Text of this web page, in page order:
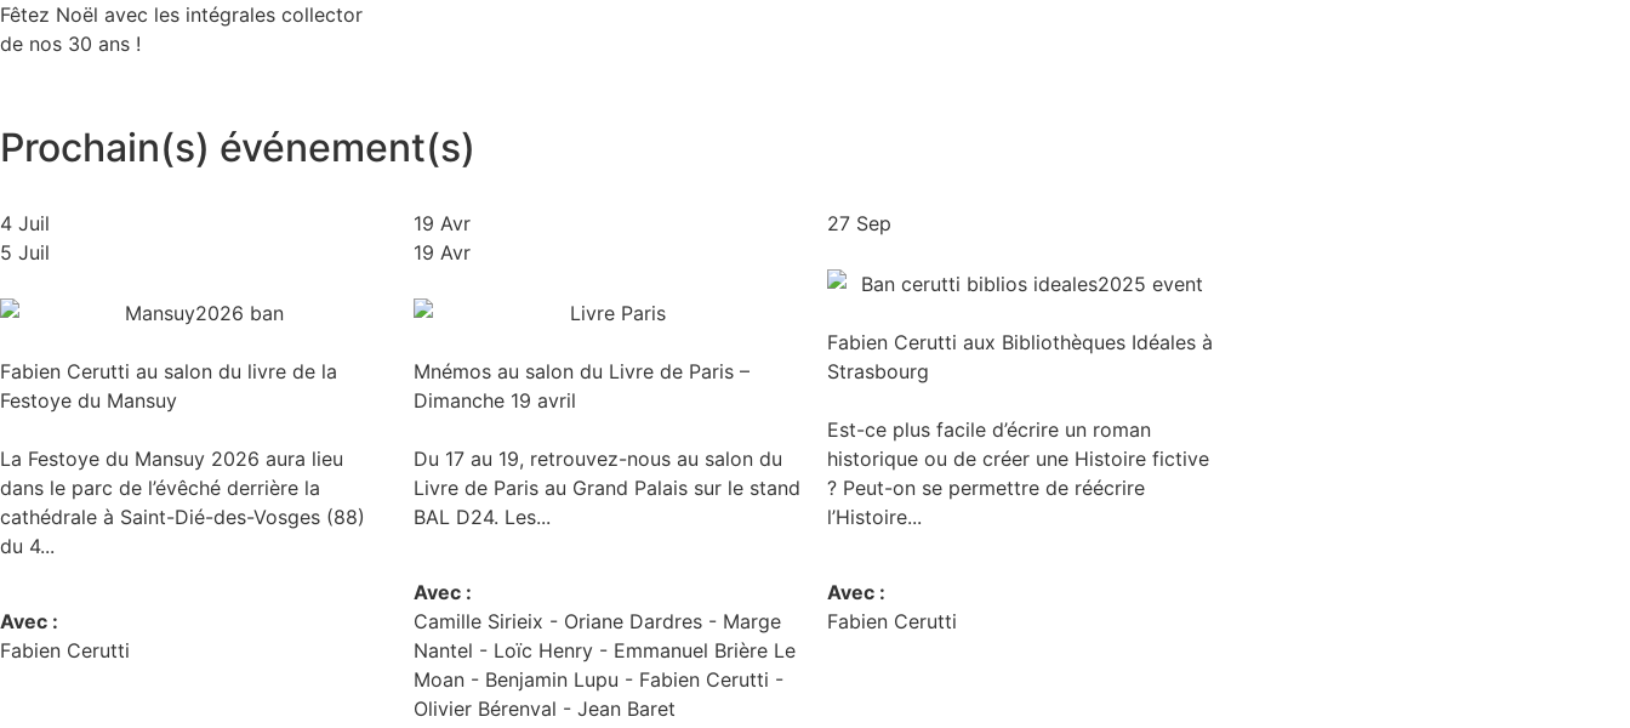
Fêtez Noël avec les intégrales collector
de nos 30 ans !
Prochain(s) événement(s)
4 Juil
5 Juil
Fabien Cerutti au salon du livre de la
Festoye du Mansuy
La Festoye du Mansuy 2026 aura lieu
dans le parc de l’évêché derrière la
cathédrale à Saint-Dié-des-Vosges (88)
du 4...
Avec :
Fabien Cerutti
19 Avr
19 Avr
Mnémos au salon du Livre de Paris –
Dimanche 19 avril
Du 17 au 19, retrouvez-nous au salon du
Livre de Paris au Grand Palais sur le stand
BAL D24. Les...
Avec :
Camille Sirieix - Oriane Dardres - Marge
Nantel - Loïc Henry - Emmanuel Brière Le
Moan - Benjamin Lupu - Fabien Cerutti -
Olivier Bérenval - Jean Baret
27 Sep
Fabien Cerutti aux Bibliothèques Idéales à
Strasbourg
Est-ce plus facile d’écrire un roman
historique ou de créer une Histoire fictive
? Peut-on se permettre de réécrire
l’Histoire...
Avec :
Fabien Cerutti